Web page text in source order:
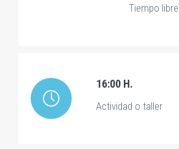
Tiempo libre
16:00 H.
Actividad o taller